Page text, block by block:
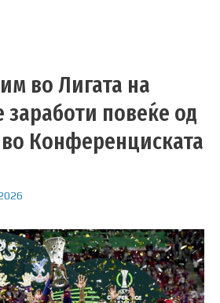
во Лигата на
повеќе од
Конференциската